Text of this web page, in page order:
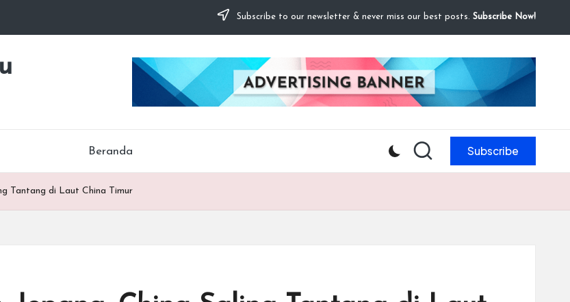
Subscribe to our newsletter & never miss our best posts. Subscribe Now!
Beranda Subscribe
Tantang di Laut China Timur